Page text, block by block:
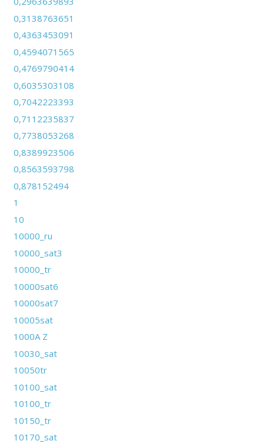
0,3138763651
0,4363453091
0,4594071565
0,4769790414
0,6035303108
0,7042223393
0,7112235837
0,7738053268
0,8389923506
0,8563593798
0,878152494
1
10
10000_ru
10000_sat3
10000_tr
10000sat6
10000sat7
10005sat
1000A Z
10030_sat
10050tr
10100_sat
10100_tr
10150_tr
10170_sat